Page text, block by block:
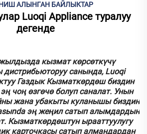
АЛЫНГАН БАЙЛЫКТАР
Luoqi Appliance туралуу
дегенде
кызмат көрсөткүчү
дистрибьюторуу санында, Luoqi
Газдык Кызматкөрдөш биздин
чоң өзгөчө болуп саналат. Унын
жана убакыты куланышы биздин
эң жеңил сатып алымдардын
Кызматкөрдөштун ырааттуулугу
карточкасы сатып алмандардан